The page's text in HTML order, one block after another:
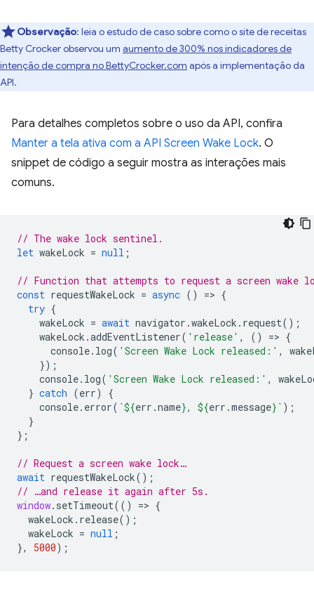
Observação: leia o estudo de caso sobre como o site de receitas
Betty Crocker observou um aumento de 300% nos indicadores de
intenção de compra no BettyCrocker.com após a implementação da
API.
Para detalhes completos sobre o uso da API, confira
Manter a tela ativa com a API Screen Wake Lock. O
snippet de código a seguir mostra as interações mais
comuns.
// The wake lock sentinel.
let wakeLock = null ;
// Function that attempts to request a screen wake
const requestWakeLock = async () => {
try {
wakeLock = await navigator .wakeLock . request();
wakeLock .addEventListener( 'release' , () => {
console. log( 'Screen Wake Lock released:' ,
});
console. log( 'Screen Wake Lock released:' ,
} catch (err)
{
console. error( `${err .name}, ${err .message} ` );
}
};
// Request a screen wake lock…
await requestWakeLock();
// …and release it again after 5s.
window. setTimeout(() => {
wakeLock . release();
wakeLock = null ;
},
5000);